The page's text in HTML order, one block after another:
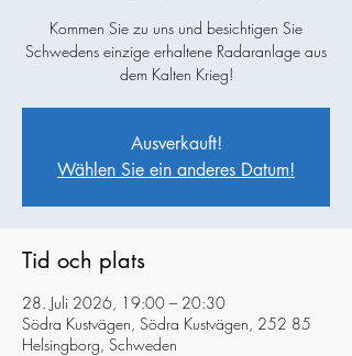
Kommen Sie zu uns und besichtigen Sie
Schwedens einzige erhaltene Radaranlage aus
dem Kalten Krieg!
Ausverkauft!
Wählen Sie ein anderes Datum!
Tid och plats
28. Juli 2026, 19:00 – 20:30
Södra Kustvägen, Södra Kustvägen, 252 85
Helsingborg, Schweden